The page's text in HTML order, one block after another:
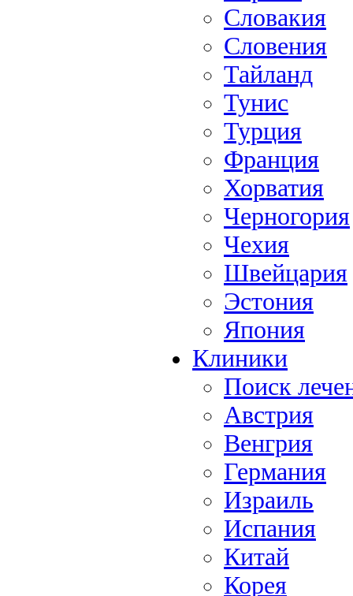
Словакия
Словения
Тайланд
Тунис
Турция
Франция
Хорватия
Черногория
Чехия
Швейцария
Эстония
Япония
Клиники
Поиск
Австрия
Венгрия
Германия
Израиль
Испания
Китай
Корея